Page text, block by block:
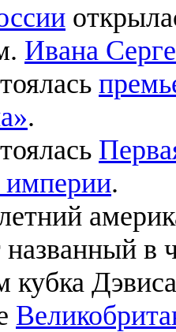
Ивана
.
империи.
в
кубка